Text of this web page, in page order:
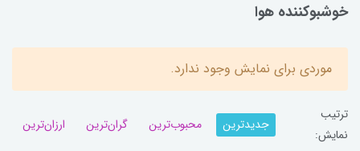
خوشبوکننده هوا
موردی برای نمایش وجود ندارد.
ترتیب
نمایش:
جدیدترین محبوب‌ترین گران‌ترین ارزان‌ترین